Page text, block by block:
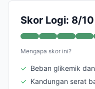
Skor Logi: 8/10
Mengapa skor ini?
✓ Beban glikemik
✓ Kandungan serat